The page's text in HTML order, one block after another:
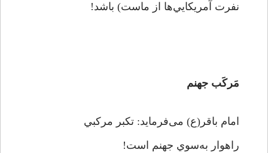
نفرت آمريكايي‌ها از ماست) باشد!
مَركَب جهنم
امام باقر(ع) می‌فرماید: تكبر مركبي
راهوار به‌سوي جهنم است!